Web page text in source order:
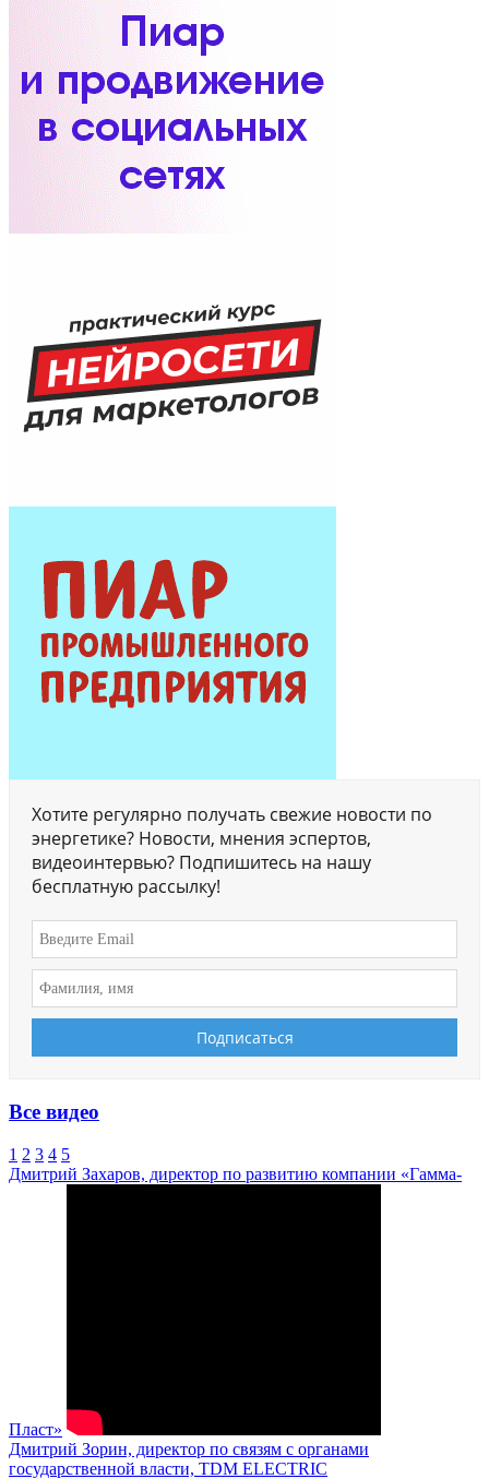
Хотите регулярно получать свежие новости по
энергетике? Новости, мнения эспертов,
видеоинтервью? Подпишитесь на нашу
бесплатную рассылку!
Все видео
1 2 3 4 5
Дмитрий Захаров, директор по развитию компании «Гамма-
Пласт»
Дмитрий Зорин, директор по связям с органами
государственной власти, TDM ELECTRIC